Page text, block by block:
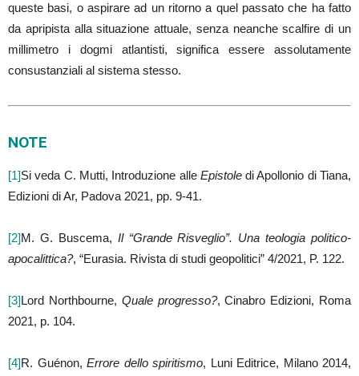
queste basi, o aspirare ad un ritorno a quel passato che ha fatto
da apripista alla situazione attuale, senza neanche scalfire di un
millimetro i dogmi atlantisti, significa essere assolutamente
consustanziali al sistema stesso.
NOTE
[1]Si veda C. Mutti, Introduzione alle Epistoledi Apollonio di Tiana,
Edizioni di Ar, Padova 2021, pp. 9-41.
[2]M. G. Buscema, Il “Grande Risveglio”. Una teologia politico-
apocalittica?, “Eurasia. Rivista di studi geopolitici” 4/2021, P. 122.
[3]Lord Northbourne, Quale progresso?, Cinabro Edizioni, Roma
2021, p. 104.
[4]R. Guénon, Errore dello spiritismo, Luni Editrice, Milano 2014,